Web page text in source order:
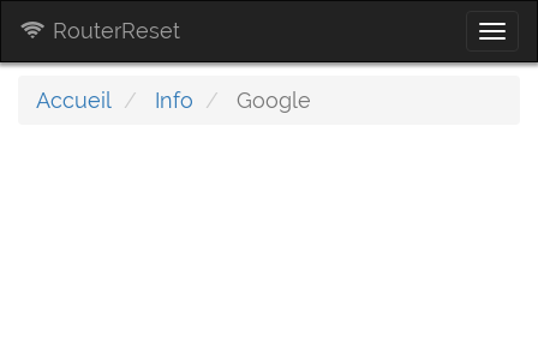
RouterReset
Accueil Info Google